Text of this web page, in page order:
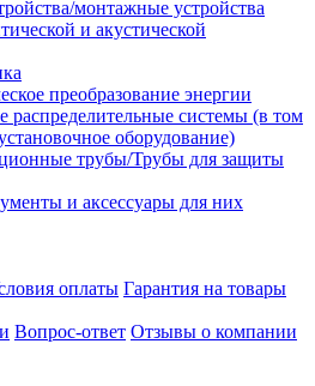
монтажные устройства
и акустической
преобразование энергии
распределительные системы (в том
оборудование)
трубы/Трубы для защиты
и аксессуары для них
оплаты Гарантия на товары
Вопрос-ответ Отзывы о компании